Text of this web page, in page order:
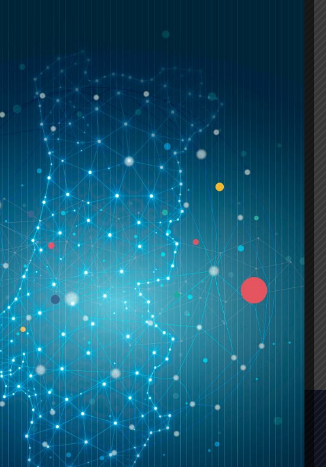
o seu âmbito material, junto do Governo
e demais organismos da Administração
em questões de interesse comum;
aspetos relevantes do setor económico
e propostas sobre matérias de interesse
e outras manifestações do tipo;
associados;
Social na definição das políticas de
requisições em 2025 (Radiologia)
+4,371,794